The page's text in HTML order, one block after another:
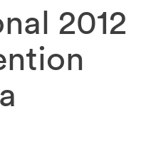
2012